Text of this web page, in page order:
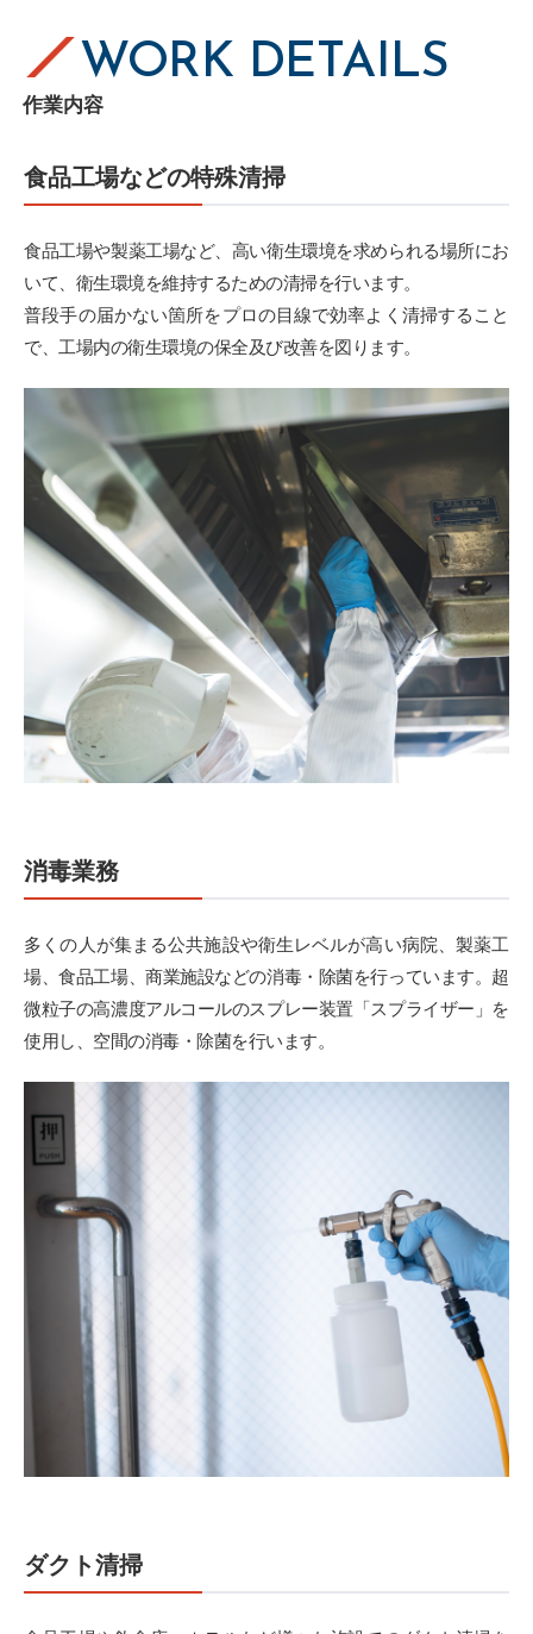
WORK DETAILS
作業内容
食品工場などの特殊清掃
食品工場や製薬工場など、高い衛生環境を求められる場所にお
いて、衛生環境を維持するための清掃を行います。
普段手の届かない箇所をプロの目線で効率よく清掃すること
で、工場内の衛生環境の保全及び改善を図ります。
消毒業務
多くの人が集まる公共施設や衛生レベルが高い病院、製薬工
場、食品工場、商業施設などの消毒・除菌を行っています。超
微粒子の高濃度アルコールのスプレー装置「スプライザー」を
使用し、空間の消毒・除菌を行います。
ダクト清掃